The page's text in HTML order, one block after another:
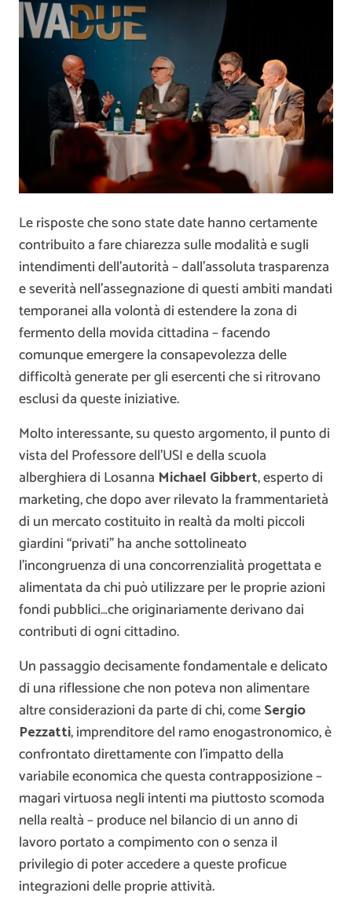
Le risposte che sono state date hanno certamente
contribuito a fare chiarezza sulle modalità e sugli
intendimenti dell’autorità – dall’assoluta trasparenza
e severità nell’assegnazione di questi ambiti mandati
temporanei alla volontà di estendere la zona di
fermento della movida cittadina – facendo
comunque emergere la consapevolezza delle
difficoltà generate per gli esercenti che si ritrovano
esclusi da queste iniziative.
Molto interessante, su questo argomento, il punto di
vista del Professore dell’USI e della scuola
alberghiera di Losanna Michael Gibbert, esperto di
marketing, che dopo aver rilevato la frammentarietà
di un mercato costituito in realtà da molti piccoli
giardini “privati” ha anche sottolineato
l’incongruenza di una concorrenzialità progettata e
alimentata da chi può utilizzare per le proprie azioni
fondi pubblici…che originariamente derivano dai
contributi di ogni cittadino.
Un passaggio decisamente fondamentale e delicato
di una riflessione che non poteva non alimentare
altre considerazioni da parte di chi, comeSergio
Pezzatti, imprenditore del ramo enogastronomico, è
confrontato direttamente con l’impatto della
variabile economica che questa contrapposizione –
magari virtuosa negli intenti ma piuttosto scomoda
nella realtà – produce nel bilancio di un anno di
lavoro portato a compimento con o senza il
privilegio di poter accedere a queste proficue
integrazioni delle proprie attività.